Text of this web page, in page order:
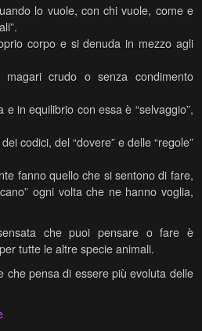
lo vuole, con chi vuole, come e
corpo e si denuda in mezzo agli
crudo o senza condimento
in equilibrio con essa è “selvaggio”,
codici, del “dovere” e delle “regole”
fanno quello che si sentono di fare,
ogni volta che ne hanno voglia,
che puoi pensare o fare è
tutte le altre specie animali.
che pensa di essere più evoluta delle